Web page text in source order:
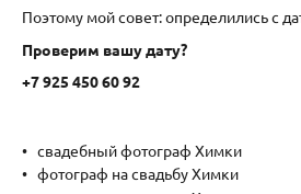
Поэтому мой совет: определились с
Проверим вашу дату?
+7 925 450 60 92
свадебный фотограф Химки
фотограф на свадьбу Химки